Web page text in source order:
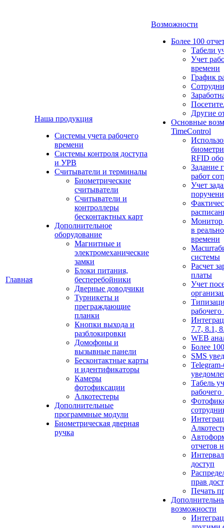
Главная
Наша продукция
Cистемы учета рабочего
времени
Системы контроля доступа
и УРВ
Считыватели и терминалы
Биометрические
считыватели
Считыватели и
контроллеры
бесконтактных карт
Дополнительное
оборудование
Магнитные и
электромеханические
замки
Блоки питания,
бесперебойники
Дверные доводчики
Турникеты и
преграждающие
планки
Кнопки выхода и
разблокировки
Домофоны и
вызывные панели
Бесконтактные карты
и идентификаторы
Камеры
фотофиксации
Алкотестеры
Дополнительные
программные модули
Биометрическая дверная
ручка
Возможности
Более 100
Табели
Учет
времени
График
Другие
Основные
TimeControl
RFID
Задание
работ
Учет
Монитор
в
времени
системы
Расчет
платы
Учет
7.7, 8.1,
WEB
Более
SMS
Табель
отчетов
доступ
прав
Печать
возможности